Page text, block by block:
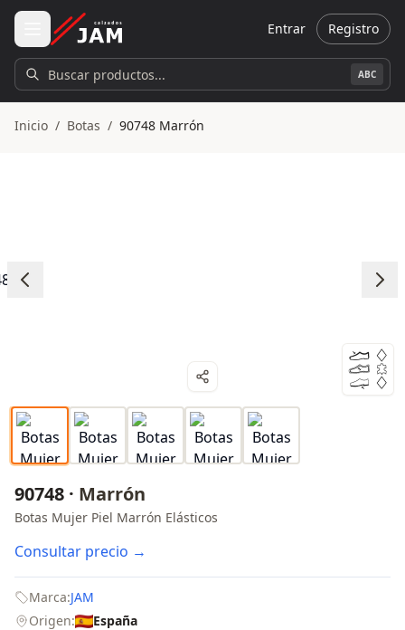
Ir al contenido principal
Entrar Registro
Buscar productos... ABC
Inicio / Botas / 90748 Marrón
90748 · Marrón
Botas Mujer Piel Marrón Elásticos
Consultar precio →
Marca:JAM
Origen:
España